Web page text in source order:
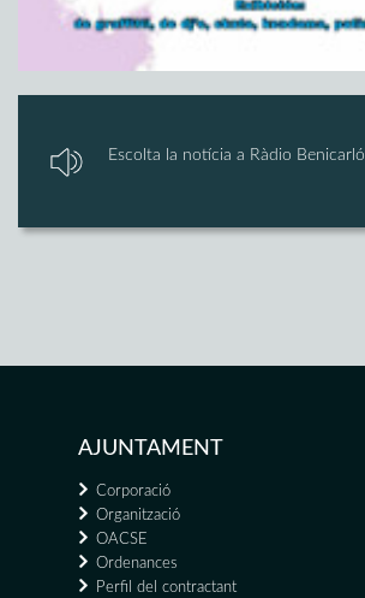
Escolta la notícia a Ràdio Benicarló
AJUNTAMENT
Corporació
Organització
OACSE
Ordenances
Perfil del contractant